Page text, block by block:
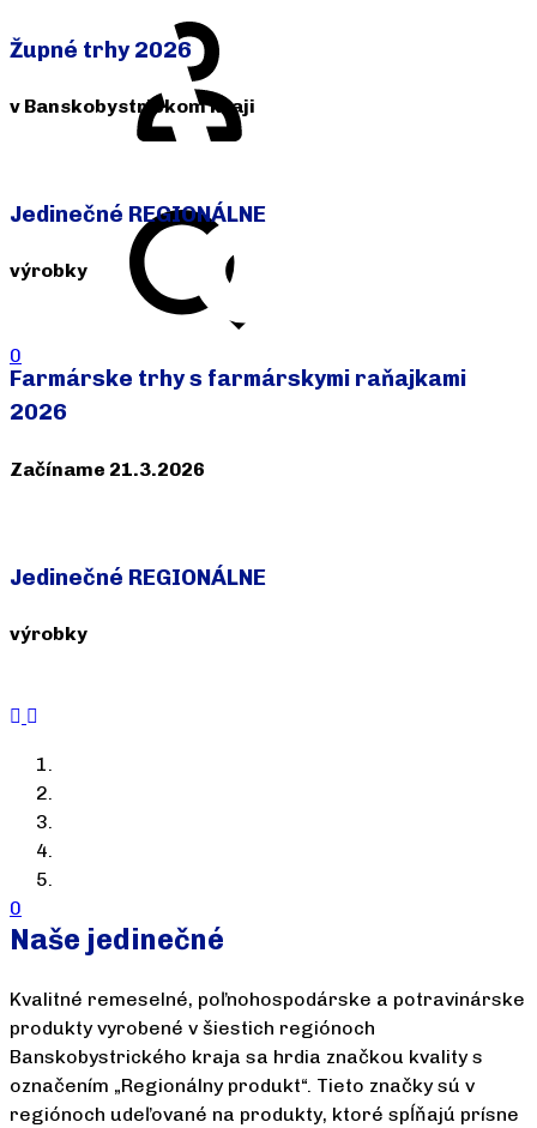
0
0
Župné trhy 2026
v Banskobystrickom kraji
Jedinečné REGIONÁLNE
výrobky
Farmárske trhy s farmárskymi raňajkami
2026
Začíname 21.3.2026
Jedinečné REGIONÁLNE
výrobky
Naše jedinečné
Kvalitné remeselné, poľnohospodárske a potravinárske
produkty vyrobené v šiestich regiónoch
Banskobystrického kraja sa hrdia značkou kvality s
označením „Regionálny produkt“. Tieto značky sú v
regiónoch udeľované na produkty, ktoré spĺňajú prísne